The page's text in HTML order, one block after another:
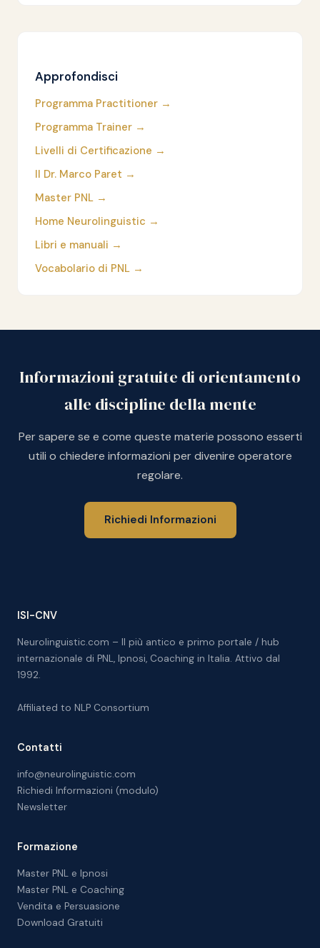
Approfondisci
Programma Practitioner →
Programma Trainer →
Livelli di Certificazione →
Il Dr. Marco Paret →
Master PNL →
Home Neurolinguistic →
Libri e manuali →
Vocabolario di PNL →
Informazioni gratuite di orientamento
alle discipline della mente
Per sapere se e come queste materie possono esserti
utili o chiedere informazioni per divenire operatore
regolare.
Richiedi Informazioni
ISI-CNV
Neurolinguistic.com – Il più antico e primo portale / hub
internazionale di PNL, Ipnosi, Coaching in Italia. Attivo dal
1992.
Affiliated to NLP Consortium
Contatti
info@neurolinguistic.com
Richiedi Informazioni (modulo)
Newsletter
Formazione
Master PNL e Ipnosi
Master PNL e Coaching
Vendita e Persuasione
Download Gratuiti